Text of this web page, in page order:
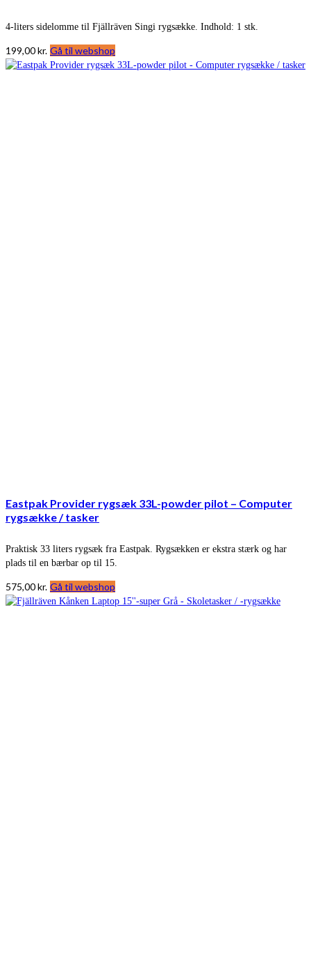
4-liters sidelomme til Fjällräven Singi rygsække. Indhold: 1 stk.
199,00kr. Gå til webshop
Eastpak Provider rygsæk 33L-powder pilot – Computer
rygsække / tasker
Praktisk 33 liters rygsæk fra Eastpak. Rygsækken er ekstra stærk og har
plads til en bærbar op til 15.
575,00kr. Gå til webshop